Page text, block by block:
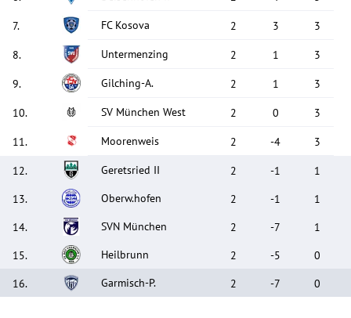
7. FC Kosova 2 3 3
8. Untermenzing 2 1 3
9. Gilching-A. 2 1 3
10. SV München West 2 0 3
11. Moorenweis 2 -4 3
12. Geretsried II 2 -1
1
13. Oberw.hofen 2 -1
1
14. SVN München 2 -7
1
15. Heilbrunn 2 -5
0
16. Garmisch-P. 2 -7 0